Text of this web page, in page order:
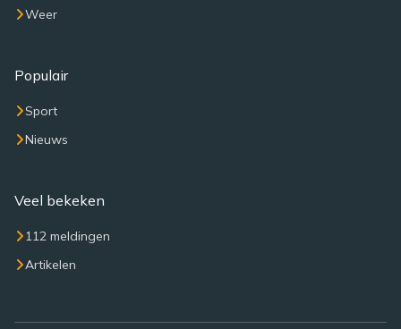
Weer
Populair
Sport
Nieuws
Veel bekeken
112 meldingen
Artikelen